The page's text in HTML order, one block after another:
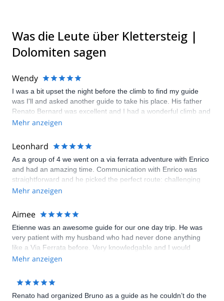
Was die Leute über Klettersteig |
Dolomiten sagen
Wendy
I was a bit upset the night before the climb to find my guide
was I'll and asked another guide to take his place. His father
Renato Bernard was excellent and I had a wonderful climb and
day. Fantastic!
Mehr anzeigen
Leonhard
As a group of 4 we went on a via ferrata adventure with Enrico
and had an amazing time. Communication with Enrico was
straightforward and he picked the perfect route: challenging
but not too hard and consequently everybody in the group had
clear that Enrico is extremely competent and has a lot of
experience. We always felt completely safe with him and he
was very encouraging and fun to talk to. Looking forward to
coming back. Highly recommended!
Mehr anzeigen
Aimee
Etienne was an awesome guide for our one day trip. He was
very patient with my husband who had never done anything
like a Via Ferrata before. Very knowledgable and I would
recommend him to anyone!
Mehr anzeigen
Renato had organized Bruno as a guide as he couldn’t do the